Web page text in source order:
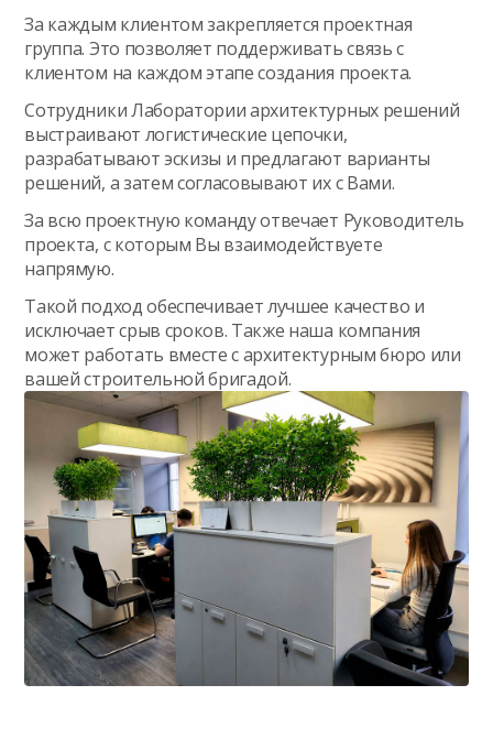
За каждым клиентом закрепляется проектная
группа. Это позволяет поддерживать связь с
клиентом на каждом этапе создания проекта.
Сотрудники Лаборатории архитектурных решений
выстраивают логистические цепочки,
разрабатывают эскизы и предлагают варианты
решений, а затем согласовывают их с Вами.
За всю проектную команду отвечает Руководитель
проекта, с которым Вы взаимодействуете
напрямую.
Такой подход обеспечивает лучшее качество и
исключает срыв сроков. Также наша компания
может работать вместе с архитектурным бюро или
вашей строительной бригадой.